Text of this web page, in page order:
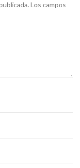
Los campos